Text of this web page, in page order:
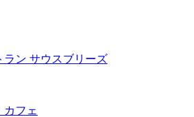
ラン サウスブリーズ
カフェ